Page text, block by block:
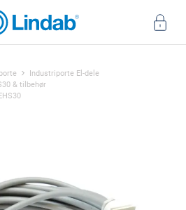
Industriporte El-dele
& tilbehør